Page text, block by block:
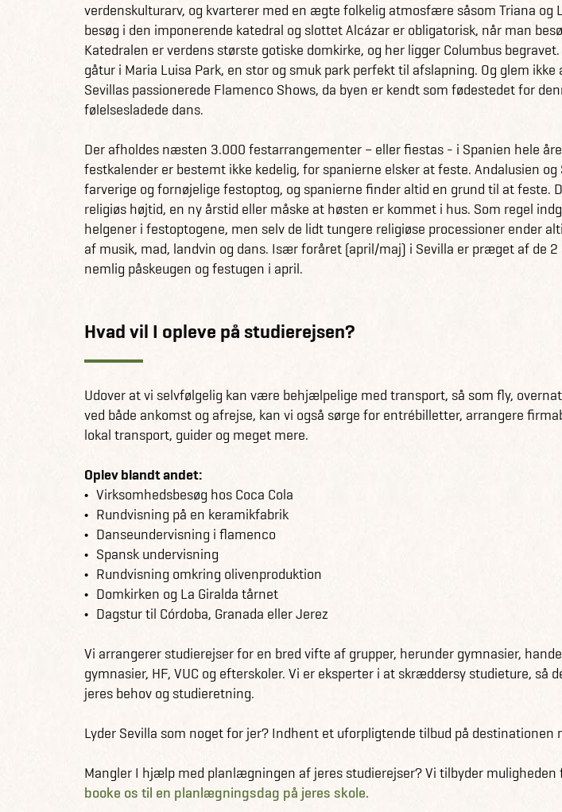
verdenskulturarv, og kvarterer med en ægte folkelig atmosfære såsom Triana og
besøg i den imponerende katedral og slottet Alcázar er obligatorisk, når man
Katedralen er verdens største gotiske domkirke, og her ligger Columbus
gåtur i Maria Luisa Park, en stor og smuk park perfekt til afslapning. Og glem ikke
Sevillas passionerede Flamenco Shows, da byen er kendt som fødestedet for
følelsesladede dans.
Der afholdes næsten 3.000 festarrangementer – eller fiestas - i Spanien hele
festkalender er bestemt ikke kedelig, for spanierne elsker at feste. Andalusien og
farverige og fornøjelige festoptog, og spanierne finder altid en grund til at feste.
religiøs højtid, en ny årstid eller måske at høsten er kommet i hus. Som regel
helgener i festoptogene, men selv de lidt tungere religiøse processioner ender
af musik, mad, landvin og dans. Især foråret (april/maj) i Sevilla er præget af de
nemlig påskeugen og festugen i april.
Hvad vil I opleve på studierejsen?
Udover at vi selvfølgelig kan være behjælpelige med transport, så som fly,
ved både ankomst og afrejse, kan vi også sørge for entrébilletter, arrangere
lokal transport, guider og meget mere.
Oplev blandt andet:
Virksomhedsbesøg hos Coca Cola
Rundvisning på en keramikfabrik
Danseundervisning i flamenco
Spansk undervisning
Rundvisning omkring olivenproduktion
Domkirken og La Giralda tårnet
Dagstur til Córdoba, Granada eller Jerez
Vi arrangerer studierejser for en bred vifte af grupper, herunder gymnasier,
gymnasier, HF, VUC og efterskoler. Vi er eksperter i at skræddersy studieture, så
jeres behov og studieretning.
Lyder Sevilla som noget for jer? Indhent et uforpligtende tilbud på destinationen
Mangler I hjælp med planlægningen af jeres studierejser? Vi tilbyder muligheden
booke os til en planlægningsdag på jeres skole.